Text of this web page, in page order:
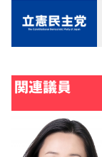
関連議員